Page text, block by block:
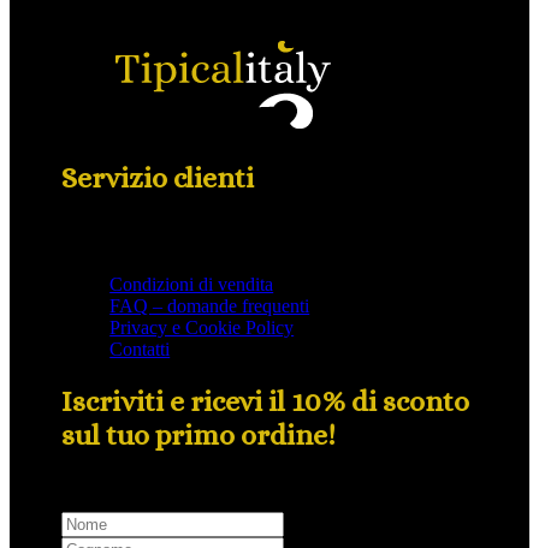
Servizio clienti
Condizioni di vendita
FAQ – domande frequenti
Privacy e Cookie Policy
Contatti
Iscriviti e ricevi il 10% di sconto
sul tuo primo ordine!